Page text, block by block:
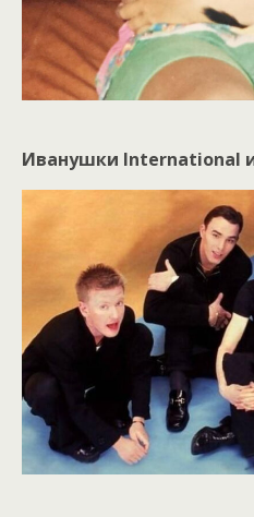
Иванушки International и